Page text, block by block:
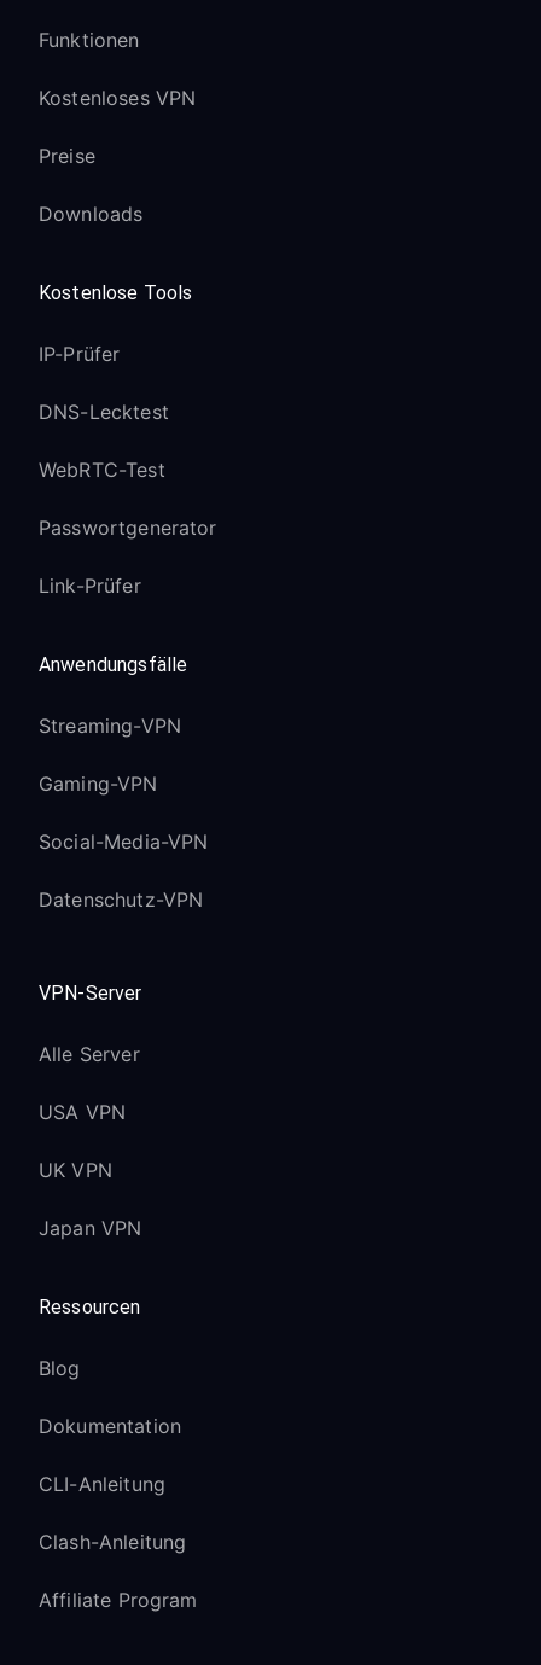
Funktionen
Kostenloses VPN
Preise
Downloads
Kostenlose Tools
IP-Prüfer
DNS-Lecktest
WebRTC-Test
Passwortgenerator
Link-Prüfer
Anwendungsfälle
Streaming-VPN
Gaming-VPN
Social-Media-VPN
Datenschutz-VPN
VPN-Server
Alle Server
USA VPN
UK VPN
Japan VPN
Ressourcen
Blog
Dokumentation
CLI-Anleitung
Clash-Anleitung
Affiliate Program